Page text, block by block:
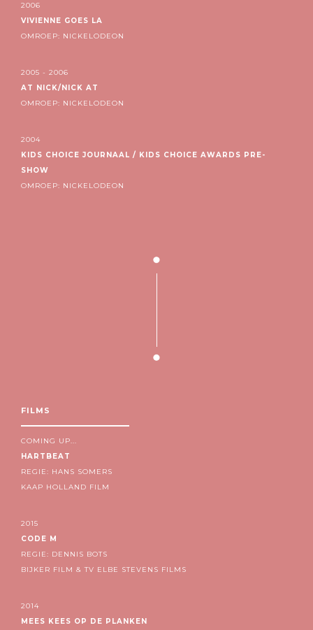
2006
VIVIENNE GOES LA
OMROEP: NICKELODEON
2005 - 2006
AT NICK/NICK AT
OMROEP: NICKELODEON
2004
KIDS CHOICE JOURNAAL / KIDS CHOICE AWARDS PRE-
SHOW
OMROEP: NICKELODEON
FILMS
COMING UP...
HARTBEAT
REGIE: HANS SOMERS
KAAP HOLLAND FILM
2015
CODE M
REGIE: DENNIS BOTS
BIJKER FILM & TV ELBE STEVENS FILMS
2014
MEES KEES OP DE PLANKEN